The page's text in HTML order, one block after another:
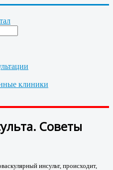
клиники
Советы
инсульт, происходит,